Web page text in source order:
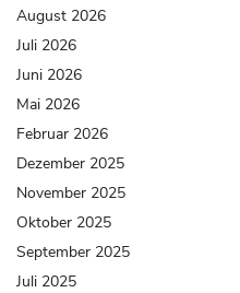
August 2026
Juli 2026
Juni 2026
Mai 2026
Februar 2026
Dezember 2025
November 2025
Oktober 2025
September 2025
Juli 2025